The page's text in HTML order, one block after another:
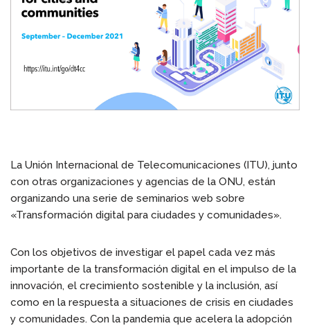
La Unión Internacional de Telecomunicaciones (ITU), junto
con otras organizaciones y agencias de la ONU, están
organizando una serie de seminarios web sobre
«Transformación digital para ciudades y comunidades».
Con los objetivos de investigar el papel cada vez más
importante de la transformación digital en el impulso de la
innovación, el crecimiento sostenible y la inclusión, así
como en la respuesta a situaciones de crisis en ciudades
y comunidades. Con la pandemia que acelera la adopción